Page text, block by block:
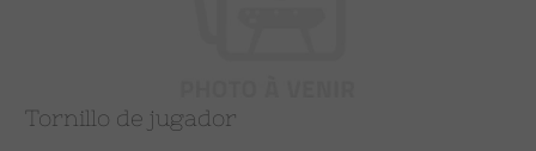
Tornillo de jugador